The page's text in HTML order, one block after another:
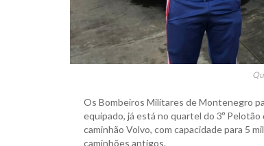
Os Bombeiros Militares de Montenegro
equipado, já está no quartel do 3º
caminhão Volvo, com capacidade para 5
caminhões antigos.